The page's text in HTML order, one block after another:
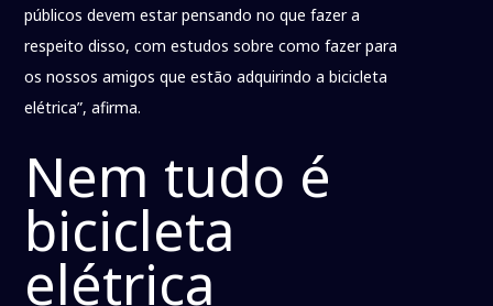
públicos devem estar pensando no que fazer a
respeito disso, com estudos sobre como fazer para
os nossos amigos que estão adquirindo a bicicleta
elétrica”, afirma.
Nem tudo é
bicicleta
elétrica